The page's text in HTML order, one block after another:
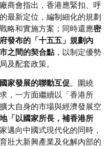
商會指出，香港應緊扣、呼
最新定位，編制細化的規劃
略和實施方案；同時還應密
發布的「十五五」規劃內
之間的契合點，以制定優勢
及配套政策。
家發展的聯動互促。圍繞
，一方面繼續以「香港所
大自身的市場與經濟發展空
「以國家所長，補香港所
邁向中國式現代化的同時，
壯大新興產業及化解內部的